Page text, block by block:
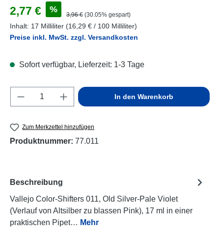
Verkaufspreis:
2,77 € % Regulärer Preis:
3,96 € (30.05% gespart)
Inhalt: 17 Milliliter (16,29 € / 100 Milliliter)
Preise inkl. MwSt. zzgl. Versandkosten
Sofort verfügbar, Lieferzeit: 1-3 Tage
Produkt Anzahl: Gib den gewünschten
In den Warenkorb
Zum Merkzettel hinzufügen
Produktnummer: 77.011
Beschreibung
Vallejo Color-Shifters 011, Old Silver-Pale Violet
(Verlauf von Altsilber zu blassen Pink), 17 ml in einer
praktischen Pipet… Mehr